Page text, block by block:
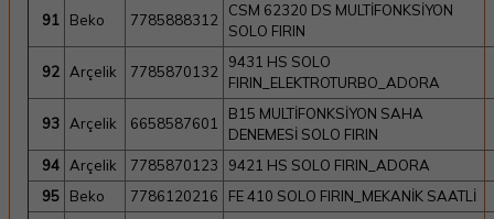
91 Beko 7785888312
CSM 62320 DS MULTİFONKSİYON
SOLO FIRIN
92 Arçelik 7785870132
9431 HS SOLO
FIRIN_ELEKTROTURBO_ADORA
93 Arçelik 6658587601
B15 MULTİFONKSİYON SAHA
DENEMESİ SOLO FIRIN
94 Arçelik 7785870123
9421 HS SOLO FIRIN_ADORA
95
Beko 7786120216
FE 410 SOLO FIRIN_MEKANİK SAATLİ